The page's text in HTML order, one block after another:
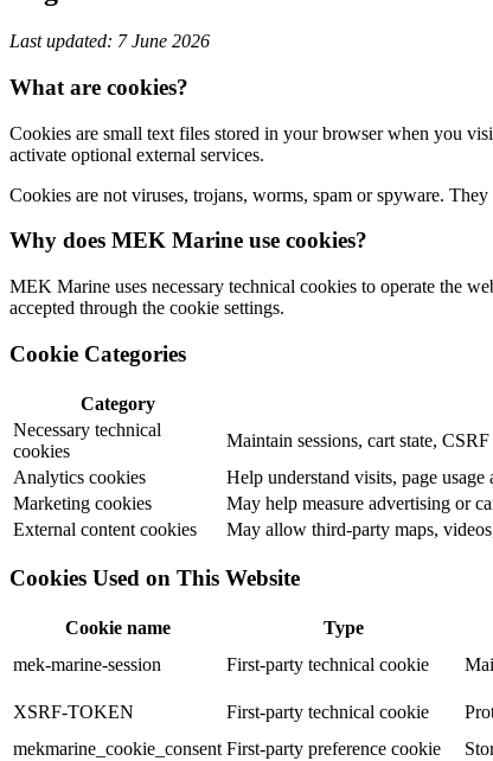
Last updated: 7 June 2026
What are cookies?
Cookies are small text files stored in your browser when you
activate optional external services.
Cookies are not viruses, trojans, worms, spam or spyware.
Why does MEK Marine use cookies?
MEK Marine uses necessary technical cookies to operate the
accepted through the cookie settings.
Cookie Categories
Category
Necessary technical
cookies
Maintain sessions, cart state,
Analytics cookies
Help understand visits, page
Marketing cookies
May help measure advertising or
External content cookies
May allow third-party maps,
Cookies Used on This Website
Cookie name Type
mek-marine-session
First-party technical cookie
XSRF-TOKEN
First-party technical cookie
mekmarine_cookie_consent First-party preference cookie